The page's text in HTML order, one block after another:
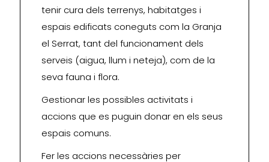
tenir cura dels terrenys, habitatges i
espais edificats coneguts com la Granja
el Serrat, tant del funcionament dels
serveis (aigua, llum i neteja), com de la
seva fauna i flora.
Gestionar les possibles activitats i
accions que es puguin donar en els seus
espais comuns.
Fer les accions necessàries per